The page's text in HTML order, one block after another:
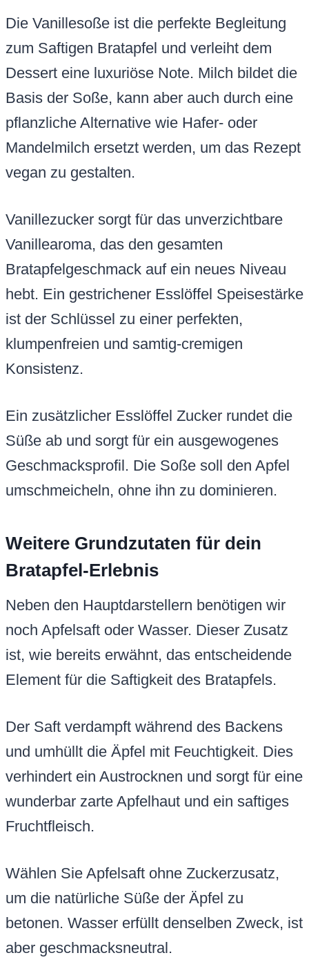
Die Vanillesoße ist die perfekte Begleitung
zum Saftigen Bratapfel und verleiht dem
Dessert eine luxuriöse Note. Milch bildet die
Basis der Soße, kann aber auch durch eine
pflanzliche Alternative wie Hafer- oder
Mandelmilch ersetzt werden, um das Rezept
vegan zu gestalten.
Vanillezucker sorgt für das unverzichtbare
Vanillearoma, das den gesamten
Bratapfelgeschmack auf ein neues Niveau
hebt. Ein gestrichener Esslöffel Speisestärke
ist der Schlüssel zu einer perfekten,
klumpenfreien und samtig-cremigen
Konsistenz.
Ein zusätzlicher Esslöffel Zucker rundet die
Süße ab und sorgt für ein ausgewogenes
Geschmacksprofil. Die Soße soll den Apfel
umschmeicheln, ohne ihn zu dominieren.
Weitere Grundzutaten für dein
Bratapfel-Erlebnis
Neben den Hauptdarstellern benötigen wir
noch Apfelsaft oder Wasser. Dieser Zusatz
ist, wie bereits erwähnt, das entscheidende
Element für die Saftigkeit des Bratapfels.
Der Saft verdampft während des Backens
und umhüllt die Äpfel mit Feuchtigkeit. Dies
verhindert ein Austrocknen und sorgt für eine
wunderbar zarte Apfelhaut und ein saftiges
Fruchtfleisch.
Wählen Sie Apfelsaft ohne Zuckerzusatz,
um die natürliche Süße der Äpfel zu
betonen. Wasser erfüllt denselben Zweck, ist
aber geschmacksneutral.